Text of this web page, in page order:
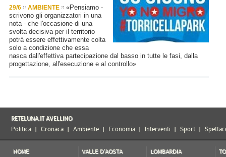
29/6 AMBIENTE
«Pensiamo -
scrivono gli organizzatori in una
nota - che l'occasione di una
svolta decisiva per il territorio
potrà essere effettivamente colta
solo a condizione che essa
nasca dall'effettiva partecipazione dal basso in tutte le fasi, dalla
progettazione, all'esecuzione e al controllo»